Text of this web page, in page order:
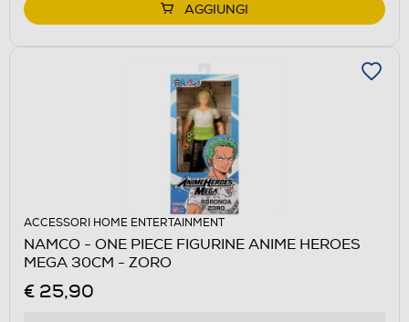
AGGIUNGI
ACCESSORI HOME ENTERTAINMENT
NAMCO - ONE PIECE FIGURINE ANIME HEROES
MEGA 30CM - ZORO
€ 25,90